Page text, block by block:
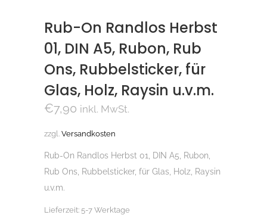
Rub-On Randlos Herbst
01, DIN A5, Rubon, Rub
Ons, Rubbelsticker, für
Glas, Holz, Raysin u.v.m.
€7,90 inkl. MwSt.
zzgl. Versandkosten
Rub-On Randlos Herbst 01, DIN A5, Rubon,
Rub Ons, Rubbelsticker, für Glas, Holz, Raysin
u.v.m.
Lieferzeit: 5-7 Werktage